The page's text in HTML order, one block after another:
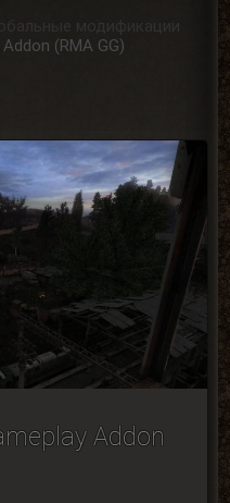
модификации
(RMA GG)
Addon